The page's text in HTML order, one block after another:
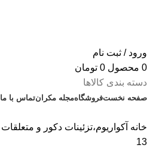
ورود / ثبت نام
0 محصول 0 تومان
دسته بندی کالاها
صفحه نخستفروشگاهمجله مکرانتماس با ما
خانه آکواریوم،تزئینات دکور و متعلقات
13